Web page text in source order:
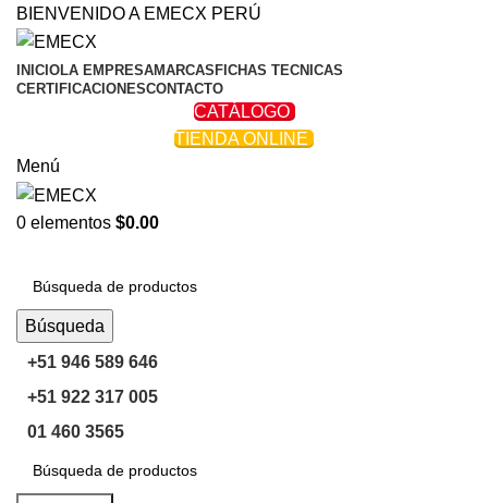
BIENVENIDO A EMECX PERÚ
INICIOLA EMPRESAMARCAS FICHAS TECNICAS
CERTIFICACIONESCONTACTO
CATÁLOGO
TIENDA ONLINE
Menú
0 elementos $0.00
Búsqueda
+51 946 589 646
+51 922 317 005
01 460 3565